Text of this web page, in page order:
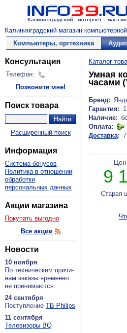
Калининградский магазин
Компьютеры, оргтехника
Консультация
Телефон:
Позвоните мне!
Поиск товара
Расширенный поиск
Информация
Система бонусов
Политика в отношении
обработки
персональных данных
Акции магазина
Покупать выгодно
Все акции
Новости
10 ноября
По тех­ни­че­ским при­чи­
нам за­ка­зы вре­мен­но
не при­ни­ма­ют­ся.
24 сентября
По­ступ­ле­ние ТВ Philips
11 сентября
Теле­ви­зо­ры BQ
Каталог
Умная
часами
Бренд:
Гарантия:
Наличие:
Оплата:
Доставка:
9
Старая